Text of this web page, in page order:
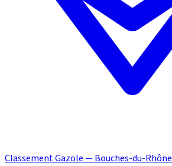
Classement Gazole — Bouches-du-Rhône